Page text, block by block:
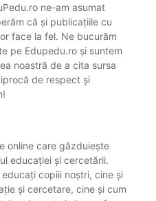
ne-am asumat
că și publicațiile cu
face la fel. Ne bucurăm
pe Edupedu.ro și suntem
noastră de a cita sursa
de respect și
online care găzduiește
educației și cercetării.
copiii noștri, cine și
și cercetare, cine și cum